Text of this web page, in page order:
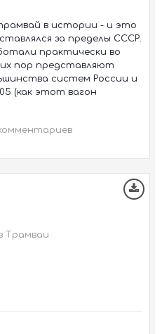
в истории - и это
за пределы СССР.
практически во
пор представляют
систем России и
(как этот вагон
Трамваи